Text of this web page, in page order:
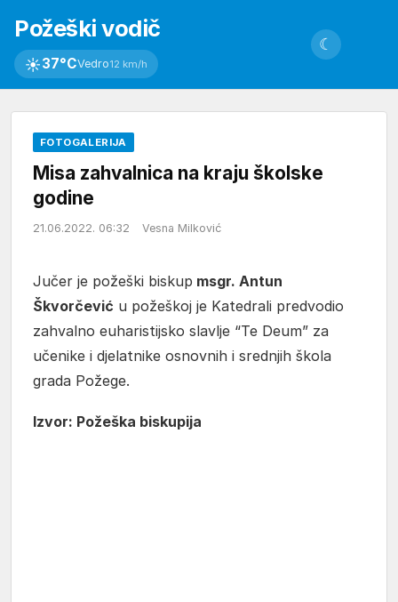
Požeški vodič
☀37°CVedro12 km/h
☾
FOTOGALERIJA
Misa zahvalnica na kraju školske
godine
21.06.2022. 06:32 Vesna Milković
Jučer je požeški biskup msgr. Antun
Škvorčević u požeškoj je Katedrali predvodio
zahvalno euharistijsko slavlje “Te Deum” za
učenike i djelatnike osnovnih i srednjih škola
grada Požege.
Izvor: Požeška biskupija